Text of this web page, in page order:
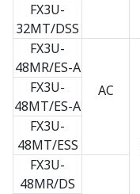
FX3U-
32MT/DSS
FX3U-
48MR/ES-A
AC
FX3U-
48MT/ES-A
FX3U-
48MT/ESS
FX3U-
48MR/DS